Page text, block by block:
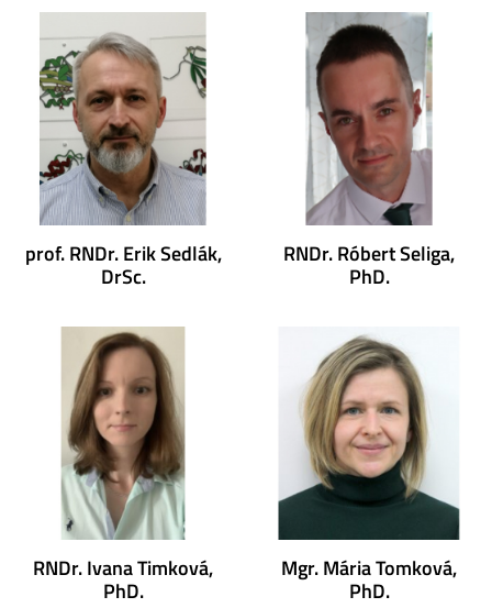
prof. RNDr. Erik Sedlák,
DrSc.
RNDr. Róbert Seliga,
PhD.
RNDr. Ivana Timková,
PhD.
Mgr. Mária Tomková,
PhD.